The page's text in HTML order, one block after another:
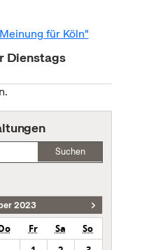
für Köln"
Dienstags
Suchen
2023
Fr Sa
So